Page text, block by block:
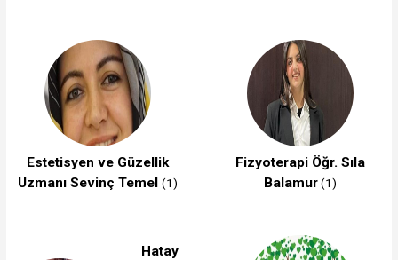
Estetisyen ve Güzellik
Uzmanı Sevinç Temel(1)
Fizyoterapi Öğr. Sıla
Balamur(1)
Hatay